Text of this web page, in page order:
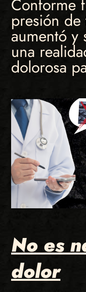
Conforme
presión
aumentó y
una
dolorosa
No es
dolor